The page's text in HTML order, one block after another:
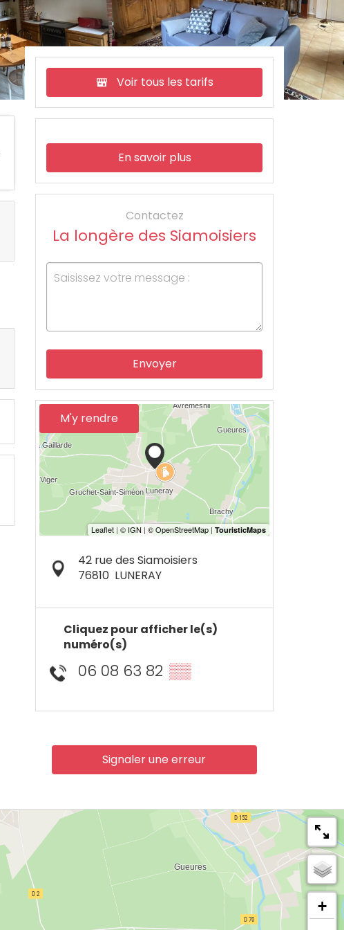
Voir tous les tarifs
En savoir plus
Contactez
La longère des Siamoisiers
Envoyer
M'y rendre
42 rue des Siamoisiers
76810 LUNERAY
Cliquez pour afficher le(s)
numéro(s)
06 08 63 82 ▒▒
Signaler une erreur
+